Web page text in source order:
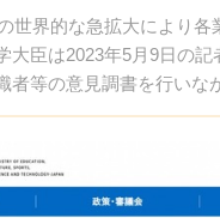
世界的な急拡大により各
大臣は2023年5月9日の
者等の意見調書を行いな